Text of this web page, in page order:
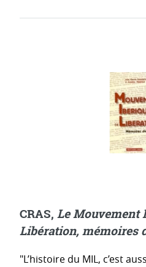
CRAS, Le Mouvement
Libération, mémoires
"L’histoire du MIL, c’est